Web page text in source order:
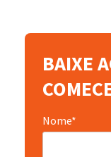
BAIXE
Nome*